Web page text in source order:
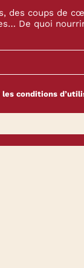
des coups de
De quoi
les conditions